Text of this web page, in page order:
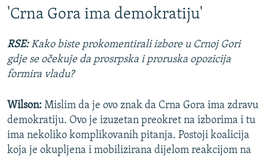
'Crna Gora ima demokratiju'
RSE:Kako biste prokomentirali izbore u Crnoj Gori
gdje se očekuje da prosrpska i proruska opozicija
formira vladu?
Wilson: Mislim da je ovo znak da Crna Gora ima zdravu
demokratiju. Ovo je izuzetan preokret na izborima i tu
ima nekoliko komplikovanih pitanja. Postoji koalicija
koja je okupljena i mobilizirana dijelom reakcijom na